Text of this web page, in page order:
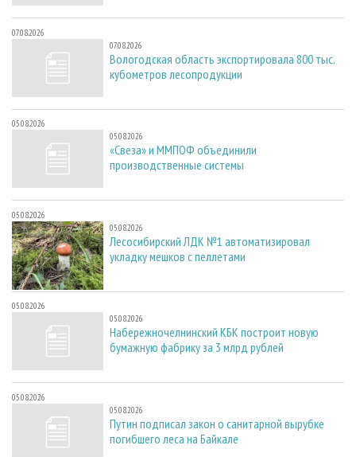
07.08.2026
07.08.2026
Вологодская область экспортировала 800 тыс.
кубометров лесопродукции
05.08.2026
05.08.2026
«Свеза» и ММПОФ объединили
производственные системы
05.08.2026
05.08.2026
Лесосибирский ЛДК №1 автоматизировал
укладку мешков с пеллетами
05.08.2026
05.08.2026
Набережночелнинский КБК построит новую
бумажную фабрику за 3 млрд рублей
05.08.2026
05.08.2026
Путин подписал закон о санитарной вырубке
погибшего леса на Байкале